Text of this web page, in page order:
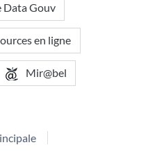
Data Gouv
en ligne
Mir@bel